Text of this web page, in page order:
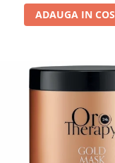
ADAUGA IN COS